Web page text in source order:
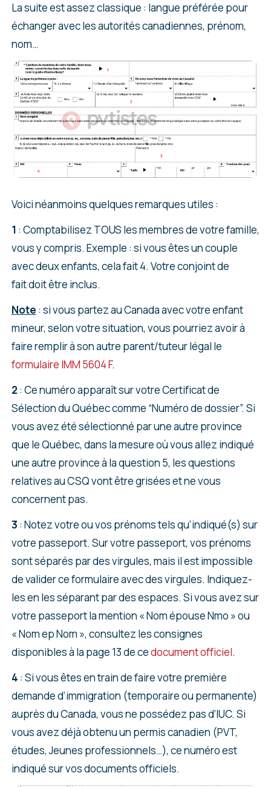
La suite est assez classique : langue préférée pour
échanger avec les autorités canadiennes, prénom,
nom…
Voici néanmoins quelques remarques utiles :
1 : Comptabilisez TOUS les membres de votre famille,
vous y compris. Exemple : si vous êtes un couple
avec deux enfants, cela fait 4. Votre conjoint de
fait doit être inclus.
Note : si vous partez au Canada avec votre enfant
mineur, selon votre situation, vous pourriez avoir à
faire remplir à son autre parent/tuteur légal le
formulaire IMM 5604 F.
2: Ce numéro apparaît sur votre Certificat de
Sélection du Québec comme “Numéro de dossier”. Si
vous avez été sélectionné par une autre province
que le Québec, dans la mesure où vous allez indiqué
une autre province à la question 5, les questions
relatives au CSQ vont être grisées et ne vous
concernent pas.
3 : Notez votre ou vos prénoms tels qu’indiqué(s) sur
votre passeport. Sur votre passeport, vos prénoms
sont séparés par des virgules, mais il est impossible
de valider ce formulaire avec des virgules. Indiquez-
les en les séparant par des espaces. Si vous avez sur
votre passeport la mention « Nom épouse Nmo » ou
« Nom ep Nom », consultez les consignes
disponibles à la page 13 de cedocument officiel.
4 : Si vous êtes en train de faire votre première
demande d’immigration (temporaire ou permanente)
auprès du Canada, vous ne possédez pas d’IUC. Si
vous avez déjà obtenu un permis canadien (PVT,
études, Jeunes professionnels…), ce numéro est
indiqué sur vos documents officiels.